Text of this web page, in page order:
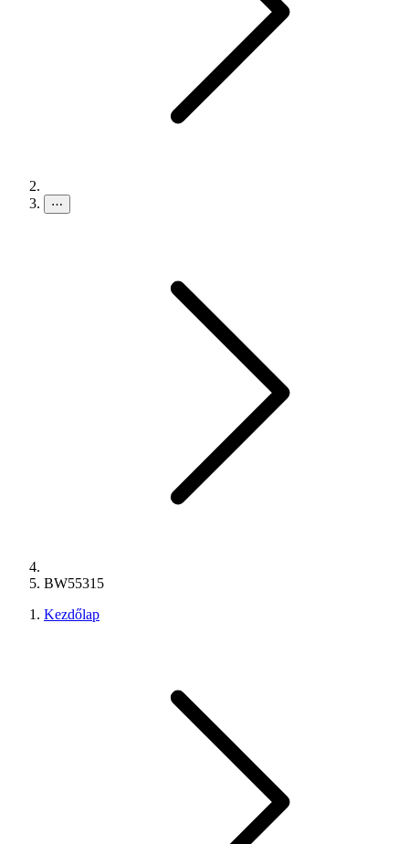
⋯
BW55315
Kezdőlap